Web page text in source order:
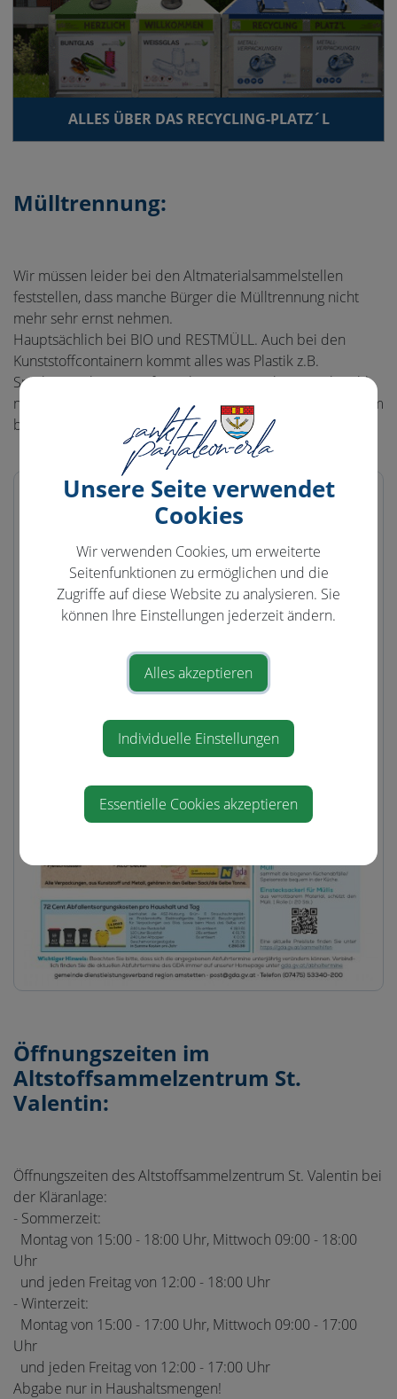
ALLES ÜBER DAS RECYCLING-PLATZ´L
Mülltrennung:
Wir müssen leider bei den Altmaterialsammelstellen
feststellen, dass manche Bürger die Mülltrennung nicht
mehr sehr ernst nehmen.
Hauptsächlich bei BIO und RESTMÜLL. Auch bei den
Kunststoffcontainern kommt alles was Plastik z.B.
Spielzeug, Blumentöpfe, Farbeimer, usw. hinein. Obwohl
nur Verpackungsmaterial eingeworfen werden darf. Darum
bitten wir Sie vorher lesen, nachher Einwerfen – Danke.
Öffnungszeiten im
Altstoffsammelzentrum St.
Valentin:
Öffnungszeiten des Altstoffsammelzentrum St. Valentin bei
der Kläranlage:
- Sommerzeit:
Montag von 15:00 - 18:00 Uhr, Mittwoch 09:00 - 18:00
Uhr
und jeden Freitag von 12:00 - 18:00 Uhr
- Winterzeit:
Montag von 15:00 - 17:00 Uhr, Mittwoch 09:00 - 17:00
Uhr
und jeden Freitag von 12:00 - 17:00 Uhr
Abgabe nur in Haushaltsmengen!
Unsere Seite verwendet
Cookies
Wir verwenden Cookies, um erweiterte
Seitenfunktionen zu ermöglichen und die
Zugriffe auf diese Website zu analysieren. Sie
können Ihre Einstellungen jederzeit ändern.
Alles akzeptieren
Individuelle Einstellungen
Essentielle Cookies akzeptieren